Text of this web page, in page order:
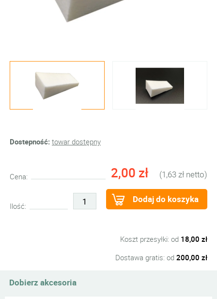
Dostepność: towar dostępny
Cena: 2,00 zł (1,63 zł netto)
Ilość:
Dodaj do koszyka
Koszt przesyłki: od 18,00 zł
Dostawa gratis: od 200,00 zł
Dobierz akcesoria